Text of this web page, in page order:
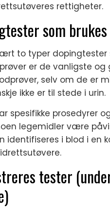
rettigheter.
som
to typer dopingtester
er de vanligste
selv om de er
ikke er til stede i urin.
spesifikke prosedyrer
legemidler være
identifiseres i blod i en
tester